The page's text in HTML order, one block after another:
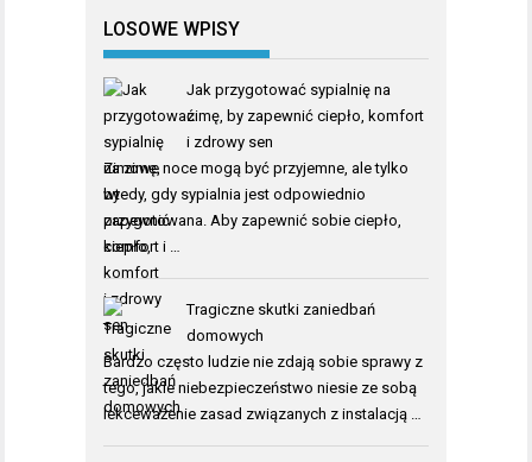
LOSOWE WPISY
Jak przygotować sypialnię na
zimę, by zapewnić ciepło, komfort
i zdrowy sen
Zimowe noce mogą być przyjemne, ale tylko
wtedy, gdy sypialnia jest odpowiednio
przygotowana. Aby zapewnić sobie ciepło,
komfort i …
Tragiczne skutki zaniedbań
domowych
Bardzo często ludzie nie zdają sobie sprawy z
tego, jakie niebezpieczeństwo niesie ze sobą
lekceważenie zasad związanych z instalacją …